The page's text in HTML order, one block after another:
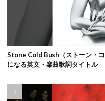
Stone Cold Bush（ストーン・
になる英文・楽曲歌詞タイトル